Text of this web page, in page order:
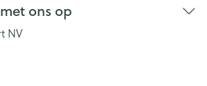
ons op
NV